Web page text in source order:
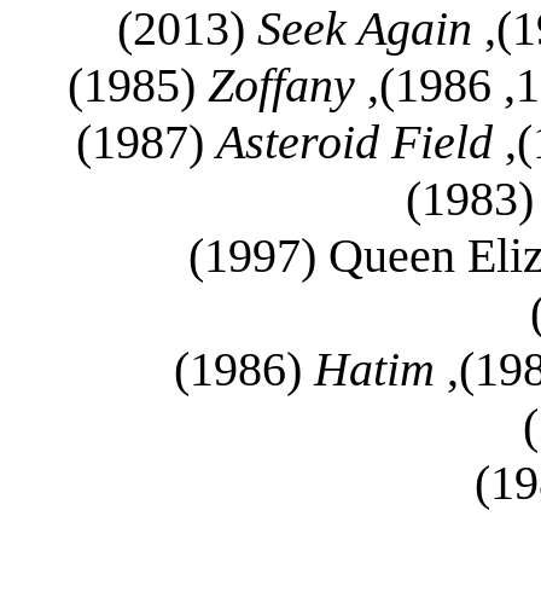
Seek Again
(2013)
Zoffany
(1985)
Asteroid Field
(1987)
(1983)
Queen
(1997)
Hatim
(1986)